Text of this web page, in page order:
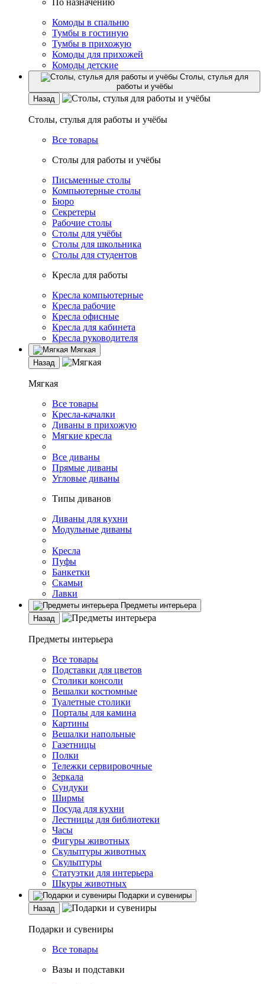
По назначению
Комоды в спальню
Тумбы в гостиную
Тумбы в прихожую
Комоды для прихожей
Комоды детские
Столы, стулья для
работы и учёбы
Назад
Столы, стулья для работы и учёбы
Все товары
Столы для работы и учёбы
Письменные столы
Компьютерные столы
Бюро
Секретеры
Рабочие столы
Столы для учёбы
Столы для школьника
Столы для студентов
Кресла для работы
Кресла компьютерные
Кресла рабочие
Кресла офисные
Кресла для кабинета
Кресла руководителя
Мягкая
Назад
Мягкая
Все товары
Кресла-качалки
Диваны в прихожую
Мягкие кресла
Все диваны
Прямые диваны
Угловые диваны
Типы диванов
Диваны для кухни
Модульные диваны
Кресла
Пуфы
Банкетки
Скамьи
Лавки
Предметы интерьера
Назад
Предметы интерьера
Все товары
Подставки для цветов
Столики консоли
Вешалки костюмные
Туалетные столики
Порталы для камина
Картины
Вешалки напольные
Газетницы
Полки
Тележки сервировочные
Зеркала
Сундуки
Ширмы
Посуда для кухни
Лестницы для библиотеки
Часы
Фигуры животных
Скульптуры животных
Скульптуры
Статуэтки для интерьера
Шкуры животных
Подарки и сувениры
Назад
Подарки и сувениры
Все товары
Вазы и подставки